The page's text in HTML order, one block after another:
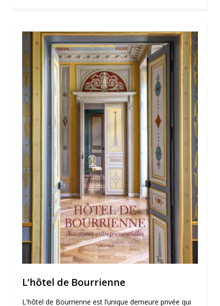
L’hôtel de Bourrienne
L'hôtel de Bourrienne est l’unique demeure privée qui